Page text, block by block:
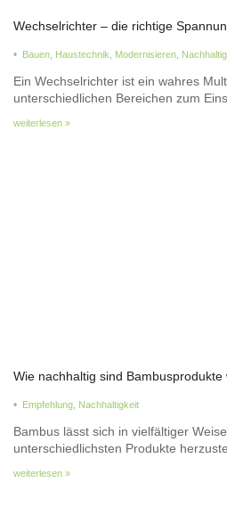
Wechselrichter – die richtige
• Bauen Haustechnik Modernisieren
Ein Wechselrichter ist ein wahres
unterschiedlichen Bereichen zum
weiterlesen »
Wie nachhaltig sind Bambusprodukte
• Empfehlung Nachhaltigkeit
Bambus lässt sich in vielfältiger
unterschiedlichsten Produkte
weiterlesen »